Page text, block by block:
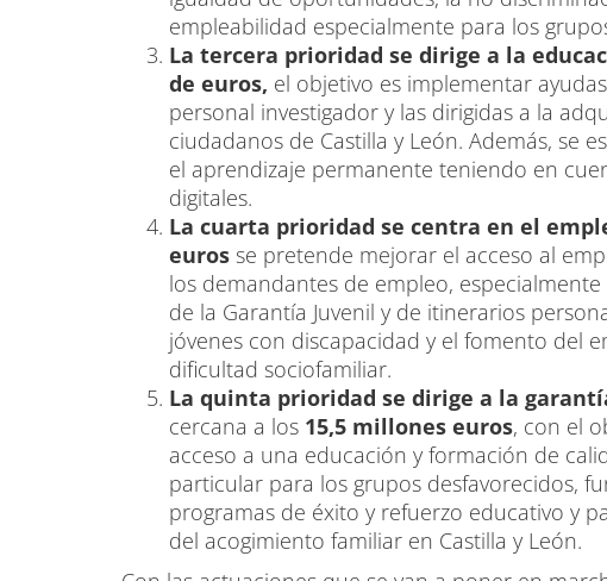
empleabilidad especialmente para los
La tercera prioridad se dirige a la
de euros, el objetivo es implementar
personal investigador y las dirigidas a la
ciudadanos de Castilla y León. Además, se
el aprendizaje permanente teniendo en
digitales.
La cuarta prioridad se centra en el
euros se pretende mejorar el acceso al
los demandantes de empleo,
de la Garantía Juvenil y de itinerarios
jóvenes con discapacidad y el fomento del
dificultad sociofamiliar.
La quinta prioridad se dirige a la
cercana a los 15,5 millones euros, con el
acceso a una educación y formación de
particular para los grupos desfavorecidos,
programas de éxito y refuerzo educativo y
del acogimiento familiar en Castilla y León.